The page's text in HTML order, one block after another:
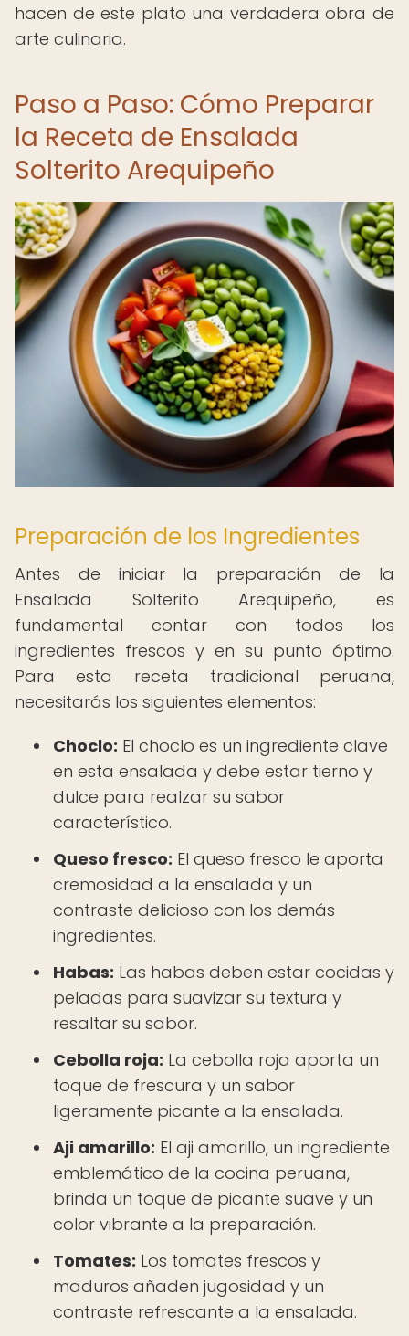
hacen de este plato una verdadera obra de
arte culinaria.
Paso a Paso: Cómo Preparar
la Receta de Ensalada
Solterito Arequipeño
Preparación de los Ingredientes
Antes de iniciar la preparación de la
Ensalada Solterito Arequipeño, es
fundamental contar con todos los
ingredientes frescos y en su punto óptimo.
Para esta receta tradicional peruana,
necesitarás los siguientes elementos:
Choclo: El choclo es un ingrediente clave
en esta ensalada y debe estar tierno y
dulce para realzar su sabor
característico.
Queso fresco: El queso fresco le aporta
cremosidad a la ensalada y un
contraste delicioso con los demás
ingredientes.
Habas: Las habas deben estar cocidas y
peladas para suavizar su textura y
resaltar su sabor.
Cebolla roja: La cebolla roja aporta un
toque de frescura y un sabor
ligeramente picante a la ensalada.
Aji amarillo: El aji amarillo, un ingrediente
emblemático de la cocina peruana,
brinda un toque de picante suave y un
color vibrante a la preparación.
Tomates: Los tomates frescos y
maduros añaden jugosidad y un
contraste refrescante a la ensalada.